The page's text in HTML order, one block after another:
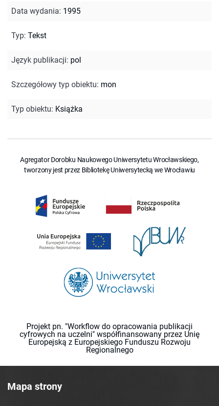
Data wydania: 1995
Typ: Tekst
Język publikacji: pol
Szczegółowy typ obiektu: mon
Typ obiektu: Książka
Agregator Dorobku Naukowego Uniwersytetu Wrocławskiego,
tworzony jest przez Bibliotekę Uniwersytecką we Wrocławiu
Projekt pn. "Workflow do opracowania publikacji
cyfrowych na uczelni" współfinansowany przez Unię
Europejską z Europejskiego Funduszu Rozwoju
Regionalnego
Mapa strony